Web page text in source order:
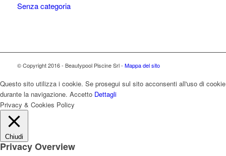
Senza categoria
© Copyright 2016 - Beautypool Piscine Srl - Mappa del sito
Questo sito utilizza i cookie. Se prosegui sul sito acconsenti all'uso di cookie
durante la navigazione. Accetto Dettagli
Privacy & Cookies Policy
Chiudi
Privacy Overview